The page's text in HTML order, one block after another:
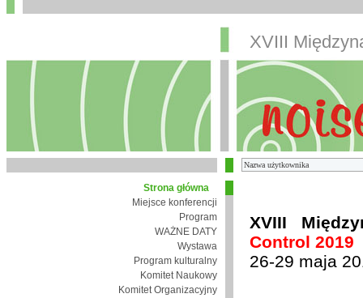
XVIII
Strona główna
Miejsce konferencji
Program
WAŻNE DATY
Wystawa
Program kulturalny
Komitet Naukowy
Komitet Organizacyjny
XVIII
Control 2019
26-29 maja